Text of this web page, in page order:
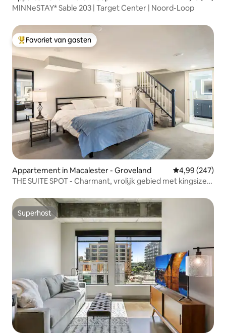
MINNeSTAY* Sable 203 | Target Center | Noord-Loop
Topfavoriet van gasten
Favoriet van gasten
Appartement in Macalester - Groveland Gemiddelde
4,99 (247)
THE SUITE SPOT - Charmant, vrolijk gebied met kingsize
Superhost
Superhost